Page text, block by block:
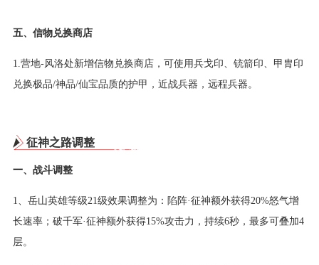
五、信物兑换商店
1.营地-风洛处新增信物兑换商店，可使用兵戈印、铳箭印、甲胄印
兑换极品/神品/仙宝品质的护甲，近战兵器，远程兵器。
征神之路调整
一、战斗调整
1、岳山英雄等级21级效果调整为：陷阵·征神额外获得20%怒气增
长速率；破千军·征神额外获得15%攻击力，持续6秒，最多可叠加4
层。